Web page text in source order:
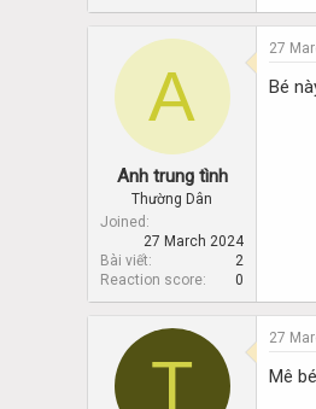
A
Anh trung tình
Thường Dân
Joined
27 March 2024
Bài viết
2
Reaction score
0
27
Bé
T
27
Mê